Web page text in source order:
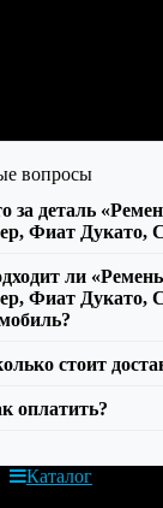
вопросы
за деталь
Фиат Дукато,
ли
Фиат Дукато,
стоит
оплатить?
Каталог